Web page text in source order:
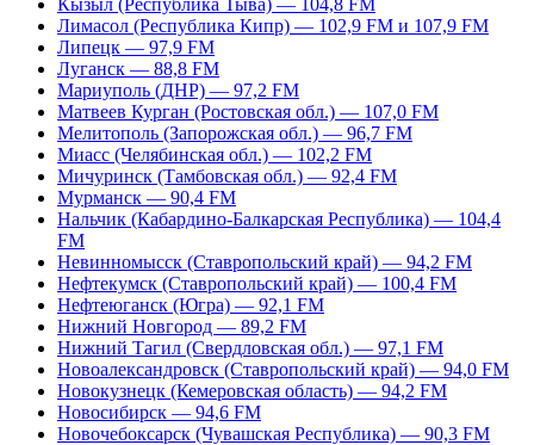
Кызыл (Республика Тыва) — 104,8 FM
Лимасол (Республика Кипр) — 102,9 FM и 107,9 FM
Липецк — 97,9 FM
Луганск — 88,8 FM
Мариуполь (ДНР) — 97,2 FM
Матвеев Курган (Ростовская обл.) — 107,0 FM
Мелитополь (Запорожская обл.) — 96,7 FM
Миасс (Челябинская обл.) — 102,2 FM
Мичуринск (Тамбовская обл.) — 92,4 FM
Мурманск — 90,4 FM
Нальчик (Кабардино-Балкарская Республика) — 104,4
FM
Невинномысск (Ставропольский край) — 94,2 FM
Нефтекумск (Ставропольский край) — 100,4 FM
Нефтеюганск (Югра) — 92,1 FM
Нижний Новгород — 89,2 FM
Нижний Тагил (Свердловская обл.) — 97,1 FM
Новоалександровск (Ставропольский край) — 94,0 FM
Новокузнецк (Кемеровская область) — 94,2 FM
Новосибирск — 94,6 FM
Новочебоксарск (Чувашская Республика) — 90,3 FM